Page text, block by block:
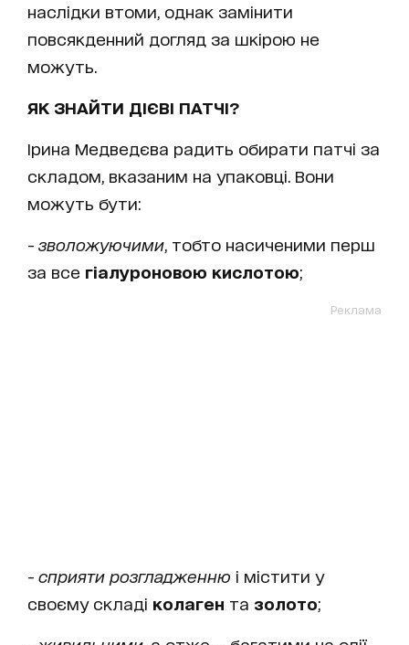
наслідки втоми, однак замінити
повсякденний догляд за шкірою не
можуть.
ЯК ЗНАЙТИ ДІЄВІ ПАТЧІ?
Ірина Медведєва радить обирати патчі за
складом, вказаним на упаковці. Вони
можуть бути:
- зволожуючими , тобто насиченими перш
за все гіалуроновою кислотою;
Реклама
- сприяти розгладженню і містити у
своєму складі колаген та золото;